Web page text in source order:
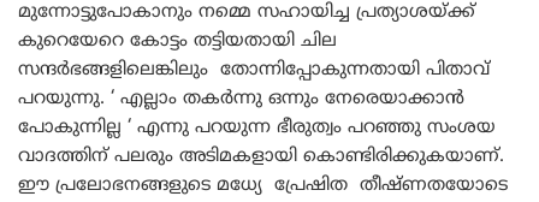
മുന്നോട്ടുപോകാനും നമ്മെ സഹായിച്ച പ്രത്യാശയ്ക്ക്
കുറെയേറെ കോട്ടം തട്ടിയതായി ചില
സന്ദർഭങ്ങളിലെങ്കിലും തോന്നിപ്പോകുന്നതായി പിതാവ്
പറയുന്നു. ‘ എല്ലാം തകർന്നു ഒന്നും നേരെയാക്കാൻ
പോകുന്നില്ല ‘ എന്നു പറയുന്ന ഭീരുത്വം പറഞ്ഞു സംശയ
വാദത്തിന് പലരും അടിമകളായി കൊണ്ടിരിക്കുകയാണ്.
ഈ പ്രലോഭനങ്ങളുടെ മധ്യേ പ്രേഷിത തീഷ്ണതയോടെ